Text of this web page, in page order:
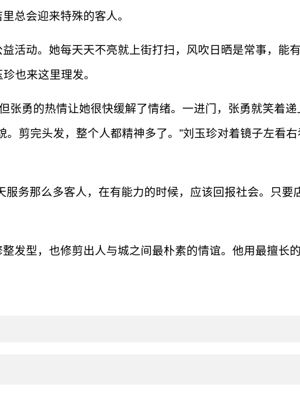
总会迎来特殊的客人。
活动。她每天天不亮就上街打扫，风吹日晒是常事，能
也来这里理发。
张勇的热情让她很快缓解了情绪。一进门，张勇就笑着
剪完头发，整个人都精神多了。”刘玉珍对着镜子左看
务那么多客人，在有能力的时候，应该回报社会。只要
发型，也修剪出人与城之间最朴素的情谊。他用最擅长